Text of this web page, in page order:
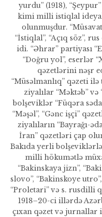
yurdu” (1918),
kimi milli istiqlal
olunmuşdur.
“İstiqlal”, “Açıq söz”,
idi. “Əhrar” partiyası
“Doğru yol”, eserlər
qəzetlərini nəşr
“Müsəlmanlıq” qəzeti
ziyalılar “Məktəb”
bolşeviklər “Füqəra
“Məşəl”, “Gənc işçi”
ziyalıların “Bayrağı-
İran” qəzetləri çap
Bakıda yerli
milli hökumətlə
“Bakinskaya jizn”,
slovo”, “Bakinskoye utro”,
“Proletari” və s. rusdilli
1918–20-ci illərdə
çıxan qəzet və jurnallar